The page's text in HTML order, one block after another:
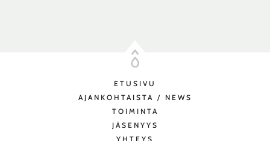
ETUSIVU
AJANKOHTAISTA / NEWS
TOIMINTA
JÄSENYYS
YHTEYS